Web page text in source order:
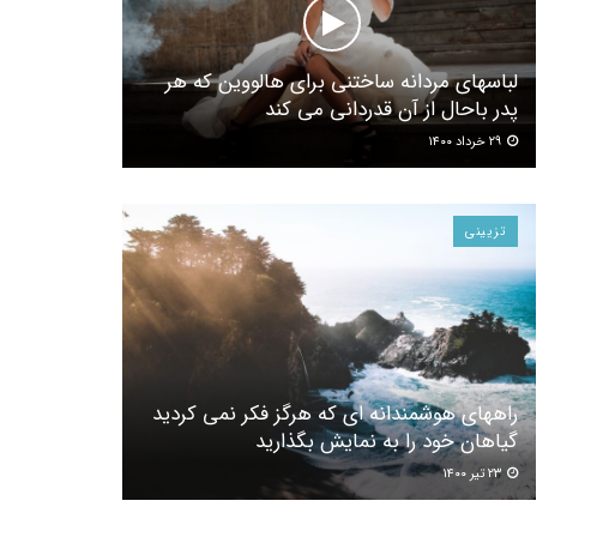
لباسهای مردانه ساختنی برای هالووین که هر
پدر باحال از آن قدردانی می کند
تزیینی
راههای هوشمندانه ای که هرگز فکر نمی کردید
گیاهان خود را به نمایش بگذارید